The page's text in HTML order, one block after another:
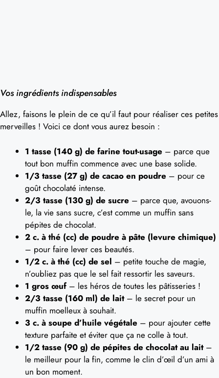
Vos ingrédients indispensables
Allez, faisons le plein de ce qu’il faut pour réaliser ces petites
merveilles ! Voici ce dont vous aurez besoin :
1 tasse (140 g) de farine tout-usage – parce que
tout bon muffin commence avec une base solide.
1/3 tasse (27 g) de cacao en poudre – pour ce
goût chocolaté intense.
2/3 tasse (130 g) de sucre – parce que, avouons-
le, la vie sans sucre, c’est comme un muffin sans
pépites de chocolat.
2 c. à thé (cc) de poudre à pâte (levure chimique)
– pour faire lever ces beautés.
1/2 c. à thé (cc) de sel – petite touche de magie,
n’oubliez pas que le sel fait ressortir les saveurs.
1 gros œuf– les héros de toutes les pâtisseries !
2/3 tasse (160 ml) de lait– le secret pour un
muffin moelleux à souhait.
3 c. à soupe d’huile végétale – pour ajouter cette
texture parfaite et éviter que ça ne colle à tout.
1/2 tasse (90 g) de pépites de chocolat au lait–
le meilleur pour la fin, comme le clin d’œil d’un ami à
un bon moment.